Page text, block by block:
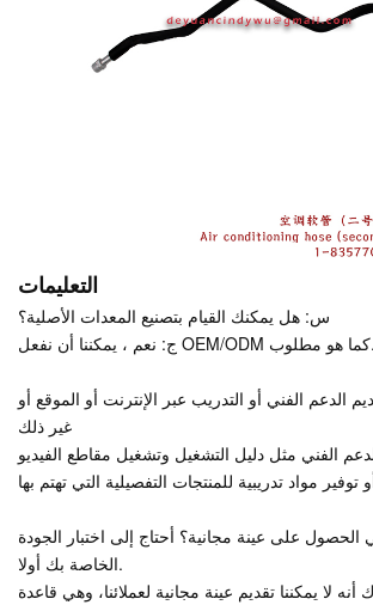
التعليمات
س: هل يمكنك القيام بتصنيع المعدات الأصلية؟
ج: نعم ، يمكننا أن نفعل OEM/ODM كما هو مطلوب.
الفني أو التدريب عبر الإنترنت أو الموقع أو
غير ذلك
الفني مثل دليل التشغيل وتشغيل مقاطع الفيديو
على عينة مجانية؟ أحتاج إلى اختبار الجودة
الخاصة بك أولا.
لا يمكننا تقديم عينة مجانية لعملائنا، وهي قاعدة